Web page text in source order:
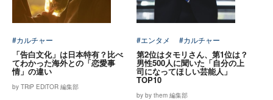
#カルチャー
「告白文化」は日本特有？比べ
てわかった海外との「恋愛事
情」の違い
by TRiP EDiTOR 編集部
#エンタメ #カルチャー
第2位はタモリさん、第1位は？
男性500人に聞いた「自分の上
司になってほしい芸能人」
TOP10
by by them 編集部